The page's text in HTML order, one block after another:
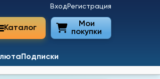
Каталог
Мои
покупки
Вход Регистрация
Подписки